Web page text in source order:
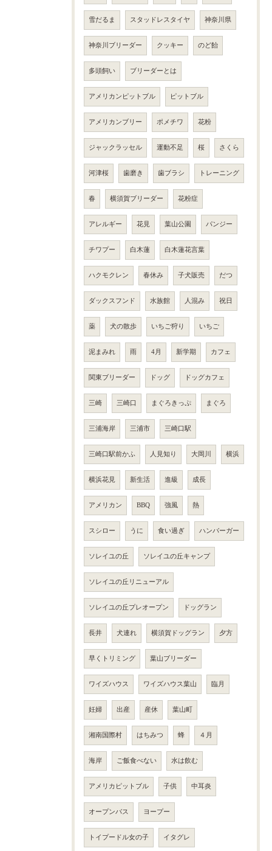
雪だるま スタッドレスタイヤ 神奈川県
神奈川ブリーダー クッキー のど飴
多頭飼い ブリーダーとは
アメリカンピットブル ピットブル
アメリカンブリー ポメチワ 花粉
ジャックラッセル 運動不足 桜 さくら
河津桜 歯磨き 歯ブラシ トレーニング
春 横須賀ブリーダー 花粉症
アレルギー 花見 葉山公園 パンジー
チワプー 白木蓮 白木蓮花言葉
ハクモクレン 春休み 子犬販売 だつ
ダックスフンド 水族館 人混み 祝日
薬 犬の散歩 いちご狩り いちご
泥まみれ 雨 4月 新学期 カフェ
関東ブリーダー ドッグ ドッグカフェ
三崎 三崎口 まぐろきっぷ まぐろ
三浦海岸 三浦市 三崎口駅
三崎口駅前かふ 人見知り 大岡川 横浜
横浜花見 新生活 進級 成長
アメリカン BBQ 強風 熱
スシロー うに 食い過ぎ ハンバーガー
ソレイユの丘 ソレイユの丘キャンプ
ソレイユの丘リニューアル
ソレイユの丘プレオープン ドッグラン
長井 犬連れ 横須賀ドッグラン 夕方
早くトリミング 葉山ブリーダー
ワイズハウス ワイズハウス葉山 臨月
妊婦 出産 産休 葉山町
湘南国際村 はちみつ 蜂 ４月
海岸 ご飯食べない 水は飲む
アメリカピットブル 子供 中耳炎
オープンバス ヨープー
トイプードル女の子 イタグレ